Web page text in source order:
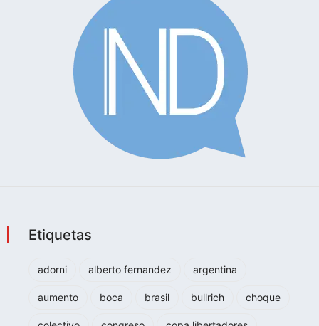
Etiquetas
adorni alberto fernandez argentina
aumento boca brasil bullrich choque